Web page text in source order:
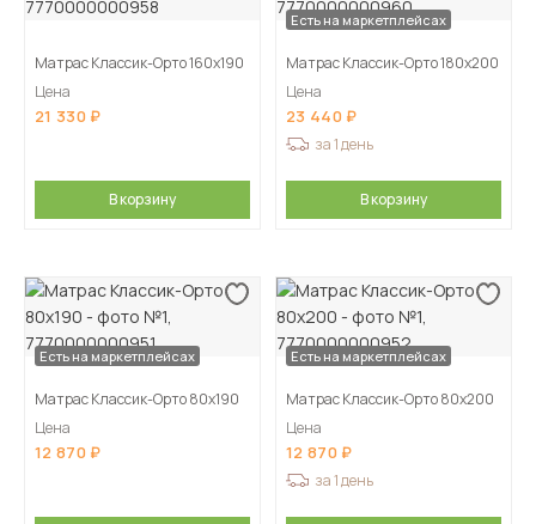
Матрас Классик-Орто 160х190
Цена
21 330
В корзину
Есть на маркетплейсах
Матрас Классик-Орто 180х200
Цена
23 440
за 1 день
В корзину
Есть на маркетплейсах
Матрас Классик-Орто 80х190
Цена
12 870
Есть на маркетплейсах
Матрас Классик-Орто 80х200
Цена
12 870
за 1 день